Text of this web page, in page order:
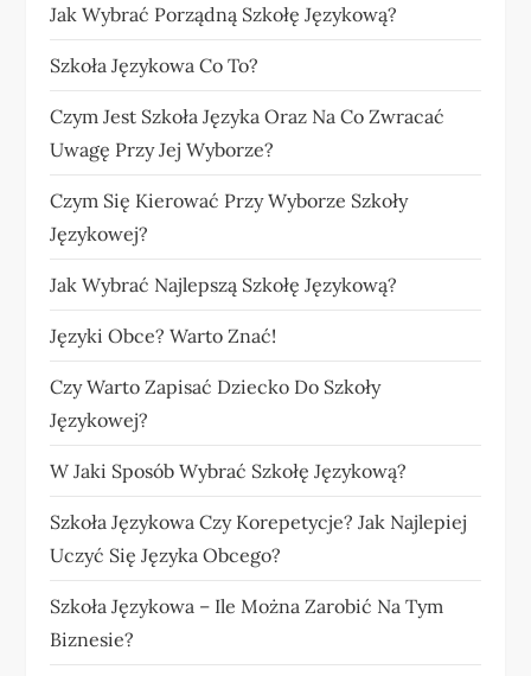
Jak Wybrać Porządną Szkołę Językową?
Szkoła Językowa Co To?
Czym Jest Szkoła Języka Oraz Na Co Zwracać
Uwagę Przy Jej Wyborze?
Czym Się Kierować Przy Wyborze Szkoły
Językowej?
Jak Wybrać Najlepszą Szkołę Językową?
Języki Obce? Warto Znać!
Czy Warto Zapisać Dziecko Do Szkoły
Językowej?
W Jaki Sposób Wybrać Szkołę Językową?
Szkoła Językowa Czy Korepetycje? Jak Najlepiej
Uczyć Się Języka Obcego?
Szkoła Językowa – Ile Można Zarobić Na Tym
Biznesie?